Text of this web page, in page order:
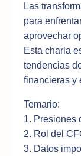
Las
para
aprovechar
Esta charla
tendencias
financieras y
Temario:
1. Presiones
2. Rol del
3. Datos